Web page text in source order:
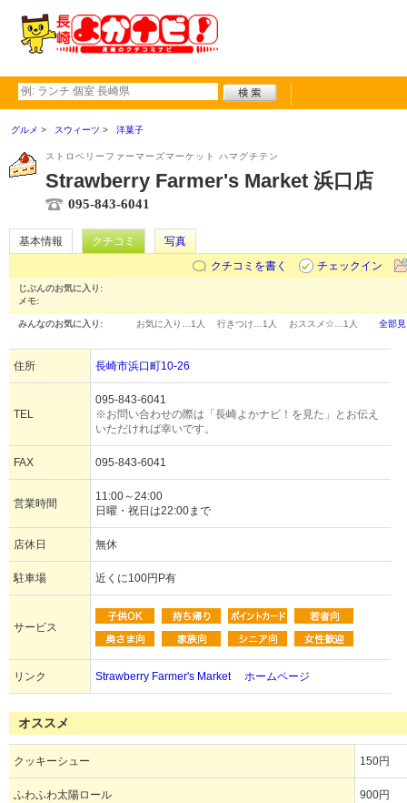
グルメ スウィーツ 洋菓子
ストロベリーファーマーズマーケット ハマグチテン
Strawberry Farmer's Market 浜口店
095-843-6041
基本情報 クチコミ
写真
クチコミを書く
チェックイン
じぶんのお気に入り:
メモ:
みんなのお気に入り: お気に入り… 1人 行きつけ… 1人 おススメ☆… 1人 全部
住所 長崎市浜口町10-26
TEL
095-843-6041
※お問い合わせの際は「長崎よかナビ！を見た」とお伝え
いただければ幸いです。
FAX 095-843-6041
営業時間
11:00～24:00
日曜・祝日は22:00まで
店休日 無休
駐車場 近くに100円P有
サービス
リンク Strawberry Farmer's Market ホームページ
オススメ
クッキーシュー 150円
ふわふわ太陽ロール 900円